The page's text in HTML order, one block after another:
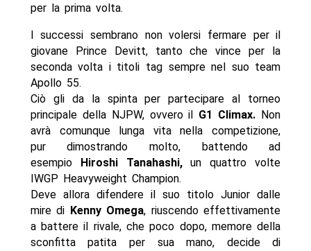
per la prima volta.
I successi sembrano non volersi fermare per il
giovane Prince Devitt, tanto che vince per la
seconda volta i titoli tag sempre nel suo team
Apollo 55.
Ciò gli da la spinta per partecipare al torneo
principale della NJPW, ovvero il G1 Climax. Non
avrà comunque lunga vita nella competizione,
pur dimostrando molto, battendo ad
esempio
Hiroshi Tanahashi,un quattro volte
IWGP Heavyweight Champion.
Deve allora difendere il suo titolo Junior dalle
mire di Kenny Omega, riuscendo effettivamente
a battere il rivale, che poco dopo, memore della
sconfitta patita per sua mano, decide di